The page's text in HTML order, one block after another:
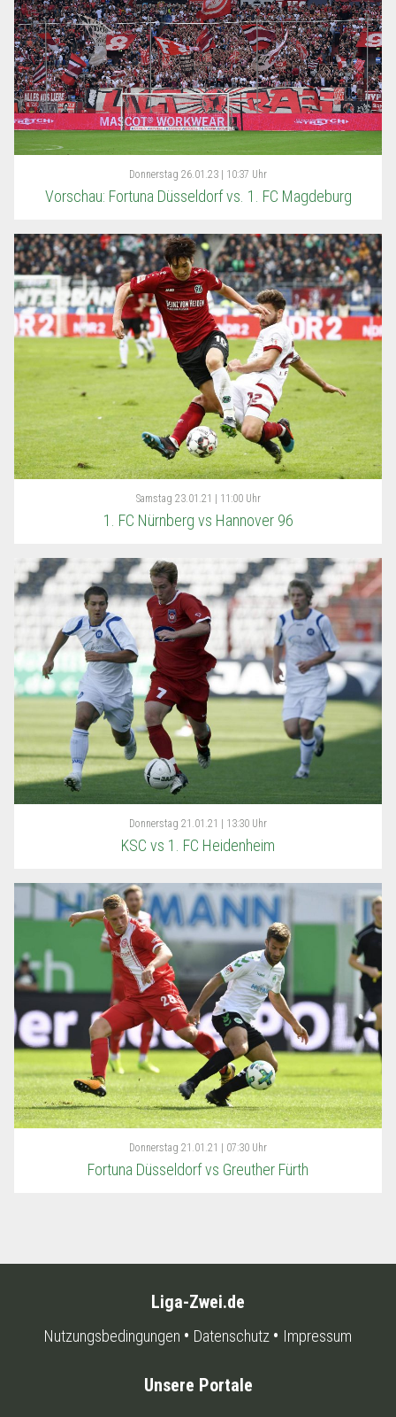
Donnerstag 26.01.23 | 10:37 Uhr
Vorschau: Fortuna Düsseldorf vs. 1. FC Magdeburg
Samstag 23.01.21 | 11:00 Uhr
1. FC Nürnberg vs Hannover 96
Donnerstag 21.01.21 | 13:30 Uhr
KSC vs 1. FC Heidenheim
Donnerstag 21.01.21 | 07:30 Uhr
Fortuna Düsseldorf vs Greuther Fürth
Liga-Zwei.de
Nutzungsbedingungen Datenschutz Impressum
Unsere Portale